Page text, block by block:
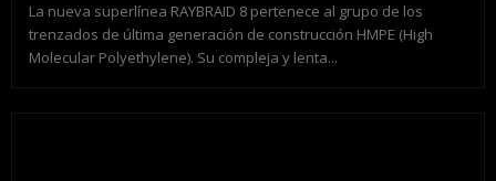
La nueva superlínea RAYBRAID 8 pertenece al grupo de los
trenzados de última generación de construcción HMPE (High
Molecular Polyethylene). Su compleja y lenta...